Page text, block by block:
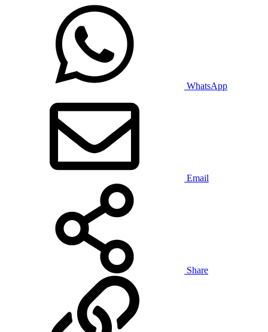
WhatsApp
Email
Share